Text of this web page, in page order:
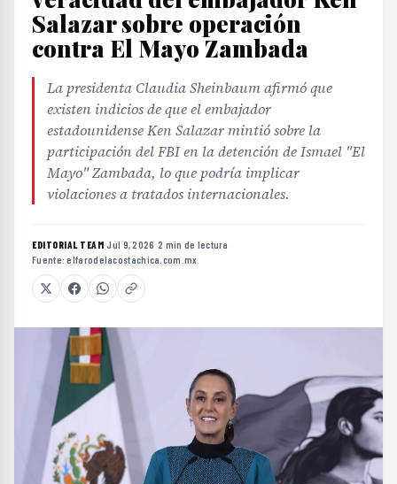
Salazar sobre operación
contra El Mayo Zambada
La presidenta Claudia Sheinbaum afirmó que
existen indicios de que el embajador
estadounidense Ken Salazar mintió sobre la
participación del FBI en la detención de Ismael "El
Mayo" Zambada, lo que podría implicar
violaciones a tratados internacionales.
EDITORIAL TEAM·Jul 9, 2026 ·2 min de lectura ·
Fuente:elfarodelacostachica.com.mx